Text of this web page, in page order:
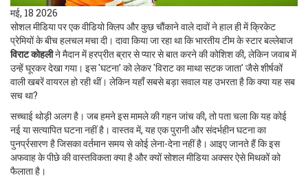
मई, 18 2026
सोशल मीडिया पर एक वीडियो क्लिप और कुछ चौंकाने वाले दावों ने हाल ही में क्रिकेट
प्रेमियों के बीच हलचल मचा दी। दावा किया जा रहा था कि भारतीय टीम के स्टार बल्लेबाज
विराट कोहलीने मैदान मेंहरप्रीत ब्रारसे प्यार से बात करने की कोशिश की, लेकिन जवाब में
उन्हें घूरकर देखा गया। इस 'घटना' को लेकर 'विराट का माथा सटक जाता' जैसे शीर्षकों
वाली खबरें वायरल हो रही थीं। लेकिन यहाँ सबसे बड़ा सवाल यह उभरता है कि क्या यह सब
सच था?
सच्चाई थोड़ी अलग है। जब हमने इस मामले की गहन जांच की, तो पता चला कि यह कोई
नई या सत्यापित घटना नहीं है। वास्तव में, यह एक पुरानी और संदर्भहीन घटना का
पुनर्प्रसारण है जिसका वर्तमान समय से कोई लेना-देना नहीं है। आइए जानते हैं कि इस
अफवाह के पीछे की वास्तविकता क्या है और क्यों सोशल मीडिया अक्सर ऐसे मिथकों को
फैलाता है।